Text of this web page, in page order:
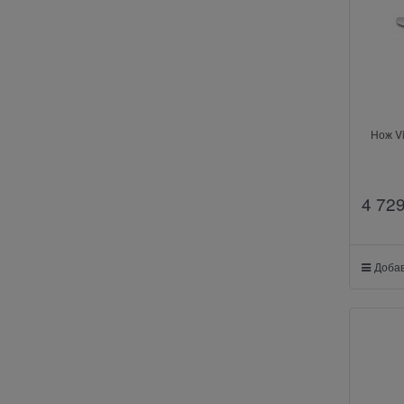
Нож
4 729